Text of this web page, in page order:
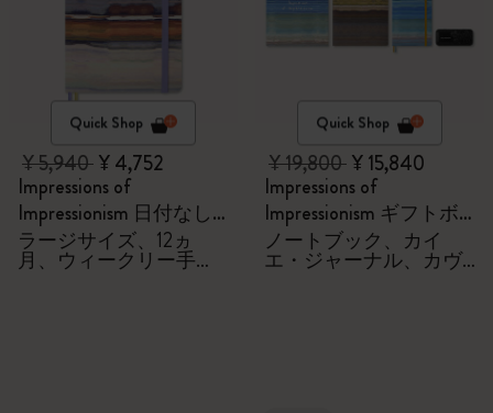
Quick Shop
¥ 5,940¥ 4,752
Impressions of
Impressionism 日付なし
ダイアリー/手帳
ラージサイズ、12ヵ
月、ウィークリー手
Quick Shop
¥ 19,800¥ 15,840
Impressions of
Impressionism ギフトボ
ックス
ノートブック、カイ
エ・ジャーナル、カヴ